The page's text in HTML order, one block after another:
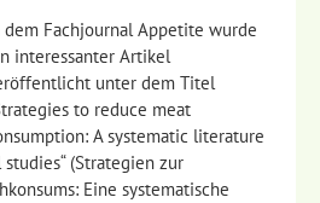
dem Fachjournal Appetite wurde
interessanter Artikel
unter dem Titel
to reduce meat
A systematic literature
(Strategien zur
Eine systematische